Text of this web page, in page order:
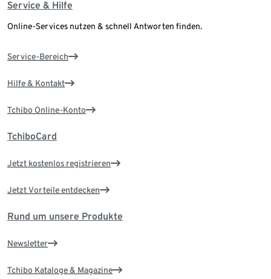
Service & Hilfe
Online-Services nutzen & schnell Antworten finden.
Service-Bereich
Hilfe & Kontakt
Tchibo Online-Konto
TchiboCard
Jetzt kostenlos registrieren
Jetzt Vorteile entdecken
Rund um unsere Produkte
Newsletter
Tchibo Kataloge & Magazine